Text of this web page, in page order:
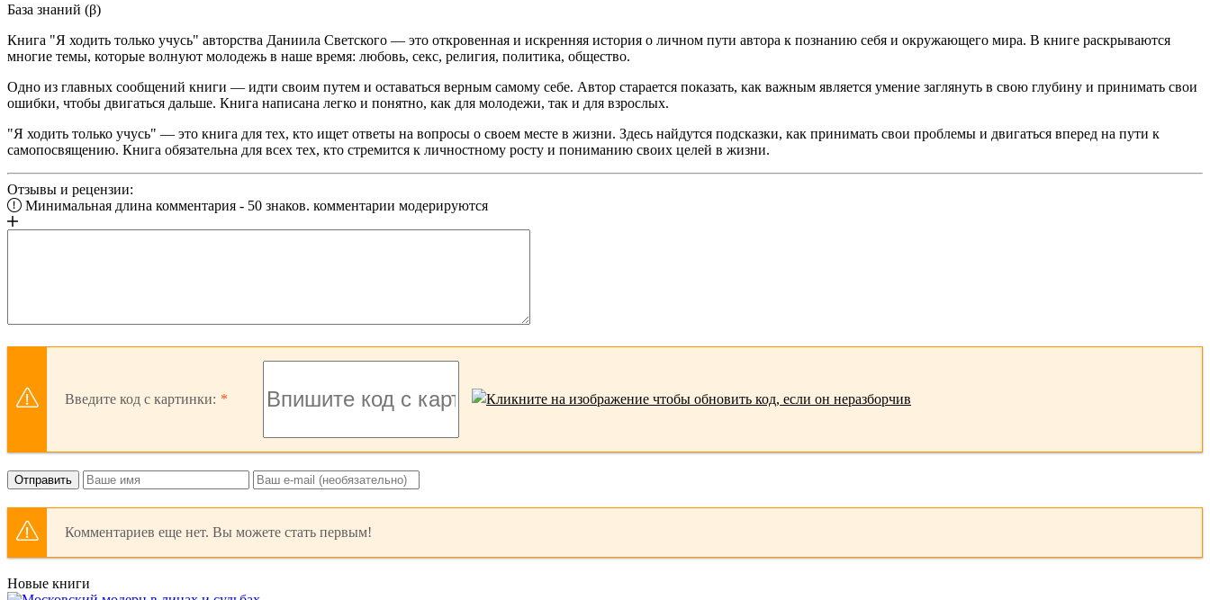
База знаний (β)
Книга "Я ходить только учусь" авторства Даниила Светского — это откровенная и искренняя история о личном пути автора к познанию себя и окружающего мира. В книге раскрываются
многие темы, которые волнуют молодежь в наше время: любовь, секс, религия, политика, общество.
Одно из главных сообщений книги — идти своим путем и оставаться верным самому себе. Автор старается показать, как важным является умение заглянуть в свою глубину и принимать свои
ошибки, чтобы двигаться дальше. Книга написана легко и понятно, как для молодежи, так и для взрослых.
"Я ходить только учусь" — это книга для тех, кто ищет ответы на вопросы о своем месте в жизни. Здесь найдутся подсказки, как принимать свои проблемы и двигаться вперед на пути к
самопосвящению. Книга обязательна для всех тех, кто стремится к личностному росту и пониманию своих целей в жизни.
Отзывы и рецензии:
Минимальная длина комментария - 50 знаков. комментарии модерируются
Введите код с картинки:
Отправить
Комментариев еще нет. Вы можете стать первым!
Новые книги